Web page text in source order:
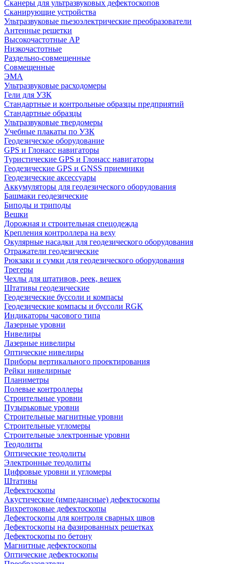
Сканеры для ультразвуковых дефектоскопов
Сканирующие устройства
Ультразвуковые пьезоэлектрические преобразователи
Антенные решетки
Высокочастотные АР
Низкочастотные
Раздельно-совмещенные
Совмещенные
ЭМА
Ультразвуковые расходомеры
Гели для УЗК
Стандартные и контрольные образцы предприятий
Стандартные образцы
Ультразвуковые твердомеры
Учебные плакаты по УЗК
Геодезическое оборудование
GPS и Глонасс навигаторы
Туристические GPS и Глонасс навигаторы
Геодезические GPS и GNSS приемники
Геодезические аксессуары
Аккумуляторы для геодезического оборудования
Башмаки геодезические
Биподы и триподы
Вешки
Дорожная и строительная спецодежда
Крепления контроллера на веху
Окулярные насадки для геодезического оборудования
Отражатели геодезические
Рюкзаки и сумки для геодезического оборудования
Трегеры
Чехлы для штативов, реек, вешек
Штативы геодезические
Геодезические буссоли и компасы
Геодезические компасы и буссоли RGK
Индикаторы часового типа
Лазерные уровни
Нивелиры
Лазерные нивелиры
Оптические нивелиры
Приборы вертикального проектирования
Рейки нивелирные
Планиметры
Полевые контроллеры
Строительные уровни
Пузырьковые уровни
Строительные магнитные уровни
Строительные угломеры
Строительные электронные уровни
Теодолиты
Оптические теодолиты
Электронные теодолиты
Цифровые уровни и угломеры
Штативы
Дефектоскопы
Акустические (импедансные) дефектоскопы
Вихретоковые дефектоскопы
Дефектоскопы для контроля сварных швов
Дефектоскопы на фазированных решетках
Дефектоскопы по бетону
Магнитные дефектоскопы
Оптические дефектоскопы